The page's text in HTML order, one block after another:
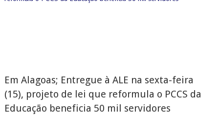
Em Alagoas; Entregue à ALE na sexta-feira
(15), projeto de lei que reformula o PCCS da
Educação beneficia 50 mil servidores